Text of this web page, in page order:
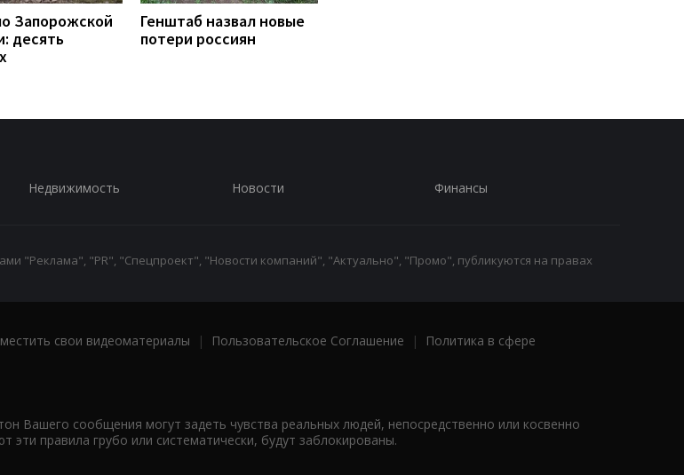
Запорожской
десять
Генштаб назвал новые
потери россиян
Недвижимость Новости Финансы
"Реклама", "PR", "Спецпроект", "Новости компаний", "Актуально", "Промо", публикуются на правах
свои видеоматериалы | Пользовательское Соглашение |
Политика в сфере
Вашего сообщения могут задеть чувства реальных людей, непосредственно или косвенно
правила грубо или систематически, будут заблокированы.